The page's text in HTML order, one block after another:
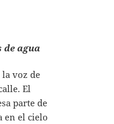
de agua
voz de
El
parte de
en el cielo